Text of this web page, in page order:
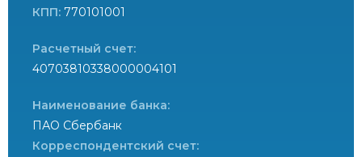
КПП: 770101001
Расчетный счет:
40703810338000004101
Наименование банка:
ПАО Сбербанк
Корреспондентский счет: